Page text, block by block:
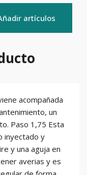
artículos
acompañada
un
Paso 1,75 Esta
inyectado y
y una aguja en
averias y es